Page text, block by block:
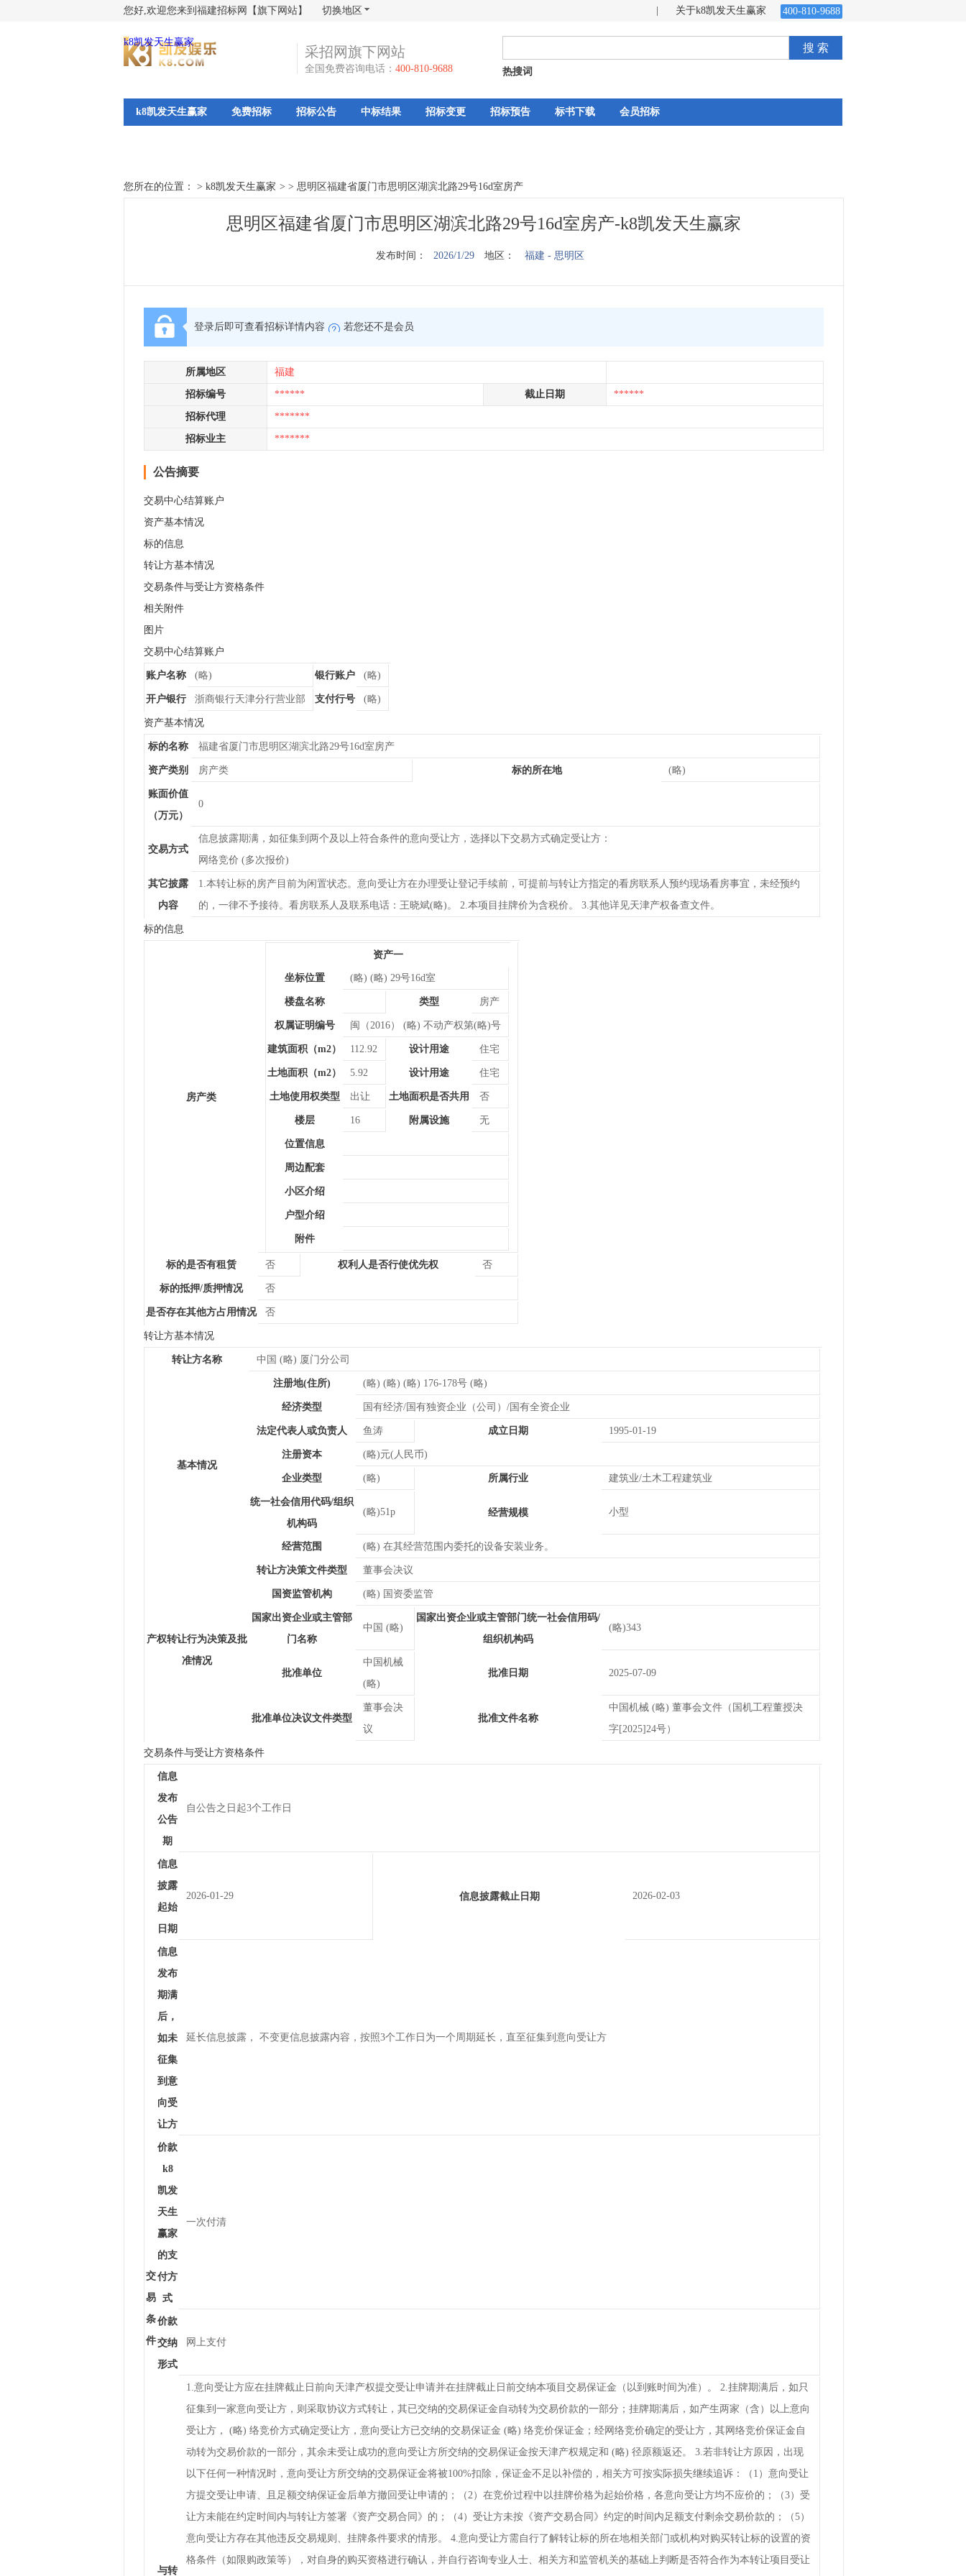
您好,欢迎您来到福建招标网【旗下网站】 切换地区 关于k8凯发天生赢家 400-810-9688
k8凯发天生赢家
采招网旗下网站
全国免费咨询电话： 400-810-9688
搜 索
热搜词
k8凯发天生赢家 免费招标 招标公告 中标结果 招标变更 招标预告 标书下载 会员招标
您所在的位置： > k8凯发天生赢家 > > 思明区福建省厦门市思明区湖滨北路29号16d室房产
思明区福建省厦门市思明区湖滨北路29号16d室房产-k8凯发天生赢家
发布时间： 2026/1/29 地区： 福建 - 思明区
登录后即可查看招标详情内容 若您还不是会员
所属地区 福建
招标编号 ****** 截止日期 ******
招标代理 *******
招标业主 *******
公告摘要
交易中心结算账户
资产基本情况
标的信息
转让方基本情况
交易条件与受让方资格条件
相关附件
图片
交易中心结算账户
账户名称 (略) 银行账户 (略)
开户银行 浙商银行天津分行营业部 支付行号 (略)
资产基本情况
标的名称 福建省厦门市思明区湖滨北路29号16d室房产
资产类别 房产类 标的所在地 (略)
账面价值
（万元）
0
交易方式
信息披露期满，如征集到两个及以上符合条件的意向受让方，选择以下交易方式确定受让方：
网络竞价 (多次报价)
其它披露
内容
1.本转让标的房产目前为闲置状态。意向受让方在办理受让登记手续前，可提前与转让方指定的看房联系人预约现场看房事宜，未经预约
的，一律不予接待。看房联系人及联系电话：王晓斌(略)。 2.本项目挂牌价为含税价。 3.其他详见天津产权备查文件。
标的信息
房产类
资产一
坐标位置 (略) (略) 29号16d室
楼盘名称 类型 房产
权属证明编号 闽（2016） (略) 不动产权第(略)号
建筑面积（m2） 112.92 设计用途 住宅
土地面积（m2） 5.92 设计用途 住宅
土地使用权类型 出让 土地面积是否共用 否
楼层 16 附属设施 无
位置信息
周边配套
小区介绍
户型介绍
附件
标的是否有租赁 否 权利人是否行使优先权 否
标的抵押/质押情况 否
是否存在其他方占用情况 否
转让方基本情况
转让方名称 中国 (略) 厦门分公司
基本情况
注册地(住所) (略) (略) (略) 176-178号 (略)
经济类型 国有经济/国有独资企业（公司）/国有全资企业
法定代表人或负责人 鱼涛 成立日期 1995-01-19
注册资本 (略)元(人民币)
企业类型 (略) 所属行业 建筑业/土木工程建筑业
统一社会信用代码/组织
机构码
(略)51p 经营规模 小型
经营范围 (略) 在其经营范围内委托的设备安装业务。
产权转让行为决策及批
准情况
转让方决策文件类型 董事会决议
国资监管机构 (略) 国资委监管
国家出资企业或主管部
门名称
中国 (略)
国家出资企业或主管部门统一社会信用码/
组织机构码
(略)343
批准单位
中国机械
(略)
批准日期 2025-07-09
批准单位决议文件类型
董事会决
议
批准文件名称
中国机械 (略) 董事会文件（国机工程董授决
字[2025]24号）
交易条件与受让方资格条件
交
易
条
件
信息
发布
公告
期
自公告之日起3个工作日
信息
披露
起始
日期
2026-01-29 信息披露截止日期 2026-02-03
信息
发布
期满
后，
如未
征集
到意
向受
让方
延长信息披露， 不变更信息披露内容，按照3个工作日为一个周期延长，直至征集到意向受让方
价款
k8
凯发
天生
赢家
的支
付方
式
一次付清
价款
交纳
形式
网上支付
与转
1.意向受让方应在挂牌截止日前向天津产权提交受让申请并在挂牌截止日前交纳本项目交易保证金（以到账时间为准）。 2.挂牌期满后，如只
征集到一家意向受让方，则采取协议方式转让，其已交纳的交易保证金自动转为交易价款的一部分；挂牌期满后，如产生两家（含）以上意向
受让方， (略) 络竞价方式确定受让方，意向受让方已交纳的交易保证金 (略) 络竞价保证金；经网络竞价确定的受让方，其网络竞价保证金自
动转为交易价款的一部分，其余未受让成功的意向受让方所交纳的交易保证金按天津产权规定和 (略) 径原额返还。 3.若非转让方原因，出现
以下任何一种情况时，意向受让方所交纳的交易保证金将被100%扣除，保证金不足以补偿的，相关方可按实际损失继续追诉：（1）意向受让
方提交受让申请、且足额交纳保证金后单方撤回受让申请的；（2）在竞价过程中以挂牌价格为起始价格，各意向受让方均不应价的；（3）受
让方未能在约定时间内与转让方签署《资产交易合同》的；（4）受让方未按《资产交易合同》约定的时间内足额支付剩余交易价款的；（5）
意向受让方存在其他违反交易规则、挂牌条件要求的情形。 4.意向受让方需自行了解转让标的所在地相关部门或机构对购买转让标的设置的资
格条件（如限购政策等），对自身的购买资格进行确认，并自行咨询专业人士、相关方和监管机关的基础上判断是否符合作为本转让项目受让